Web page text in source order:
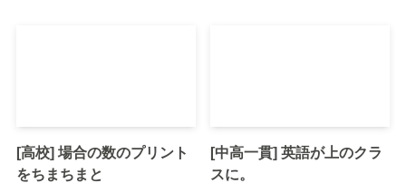
[高校] 場合の数のプリント
をちまちまと
[中高一貫] 英語が上のクラ
スに。